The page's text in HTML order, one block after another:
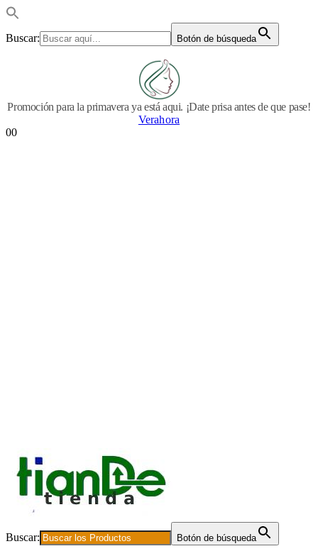
Buscar: Botón de búsqueda
Promoción para la primavera ya está aqui. ¡Date prisa antes de que pase!
Verahora
00
Buscar: Botón de búsqueda